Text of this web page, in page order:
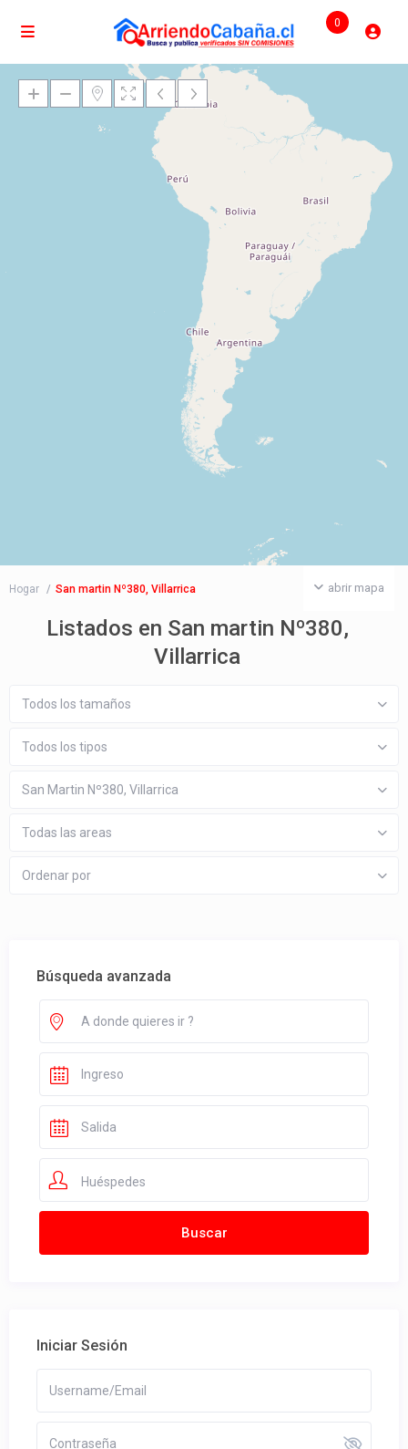
0
Cargando mapas
abrir mapa
Hogar San martin Nº380, Villarrica
Listados en San martin Nº380,
Villarrica
Todos los tamaños
Todos los tipos
San Martin Nº380, Villarrica
Todas las areas
Ordenar por
Búsqueda avanzada
Huéspedes
Iniciar Sesión